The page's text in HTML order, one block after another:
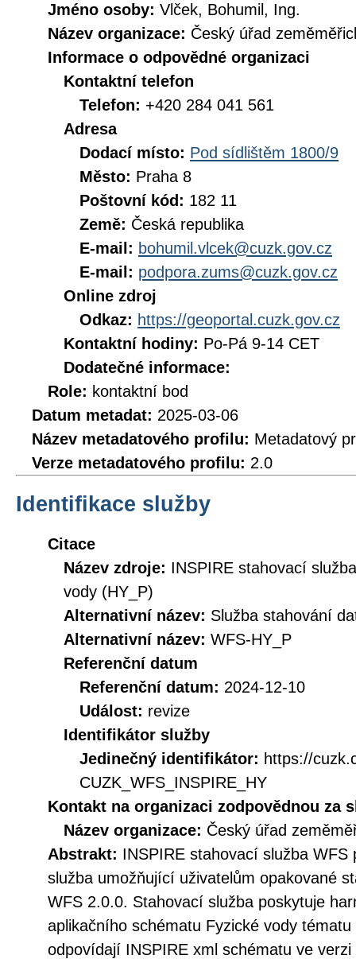
Jméno osoby: Vlček, Bohumil, Ing.
Název organizace: Český úřad
Informace o odpovědné organizaci
Kontaktní telefon
Telefon: +420 284 041 561
Adresa
Dodací místo: Pod sídlištěm 1800/9
Město: Praha 8
Poštovní kód: 182 11
Země: Česká republika
E-mail: bohumil.vlcek@cuzk.gov.cz
E-mail: podpora.zums@cuzk.gov.cz
Online zdroj
Odkaz: https://geoportal.cuzk.gov.cz
Kontaktní hodiny: Po-Pá 9-14 CET
Dodatečné informace:
Role: kontaktní bod
Datum metadat: 2025-03-06
Název metadatového profilu: Metadatový
Verze metadatového profilu: 2.0
Identifikace služby
Citace
Název zdroje: INSPIRE stahovací
vody (HY_P)
Alternativní název: Služba stahování
Alternativní název: WFS-HY_P
Referenční datum
Referenční datum: 2024-12-10
Událost: revize
Identifikátor služby
Jedinečný identifikátor: https://
CUZK_WFS_INSPIRE_HY
Kontakt na organizaci zodpovědnou za
Název organizace: Český úřad
Abstrakt: INSPIRE stahovací služba WFS
služba umožňující uživatelům opakované
WFS 2.0.0. Stahovací služba poskytuje
aplikačního schématu Fyzické vody
odpovídají INSPIRE xml schématu ve